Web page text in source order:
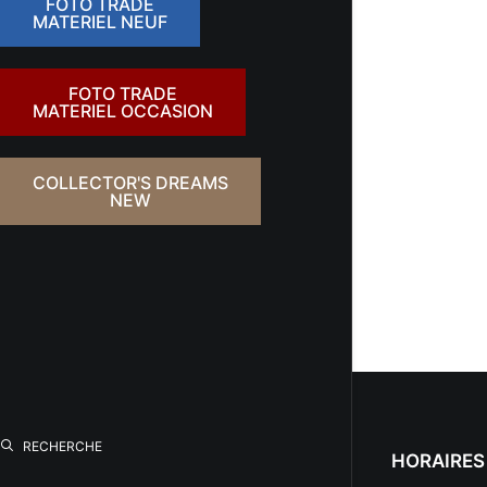
FOTO TRADE
MATERIEL NEUF
FOTO TRADE
MATERIEL OCCASION
COLLECTOR'S DREAMS
NEW
RECHERCHE